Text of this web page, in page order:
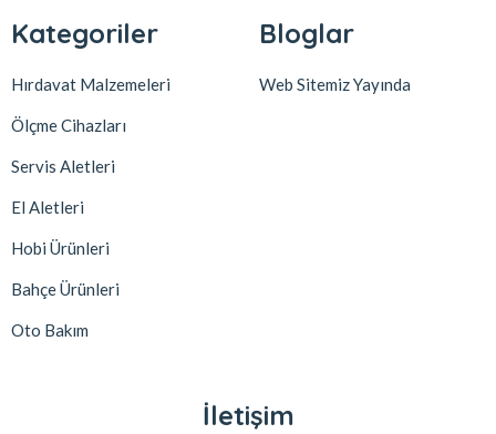
Kategoriler
Hırdavat Malzemeleri
Ölçme Cihazları
Servis Aletleri
El Aletleri
Hobi Ürünleri
Bahçe Ürünleri
Oto Bakım
Bloglar
Web Sitemiz Yayında
İletişim